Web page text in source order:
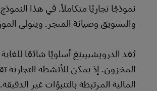
نموذجًا تجاريًا متكاملاً. في هذا
والتسويق وصيانة المتجر. ويتولى
يُعَد الدروبشيبينغ أسلوبًا شائعًا
المخزون. إذ يمكن للأنشطة التجارية
المالية المرتبطة بالتنبؤات غير